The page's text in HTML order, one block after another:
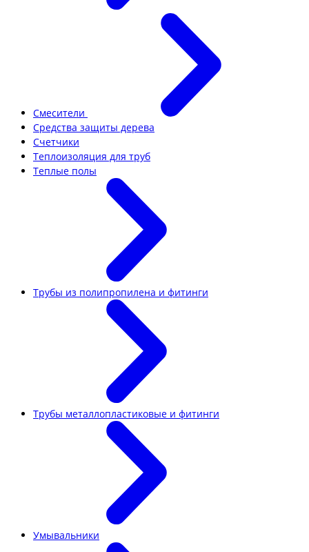
Смесители
Средства защиты дерева
Счетчики
Теплоизоляция для труб
Теплые полы
Трубы из полипропилена и фитинги
Трубы металлопластиковые и фитинги
Умывальники